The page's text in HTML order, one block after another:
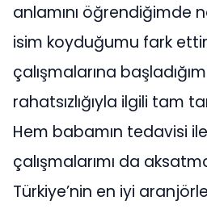
anlamını öğrendiğimde
isim koyduğumu fark
çalışmalarına
rahatsızlığıyla ilgili tam
Hem babamın tedavisi
çalışmalarımı da
Türkiye’nin en iyi